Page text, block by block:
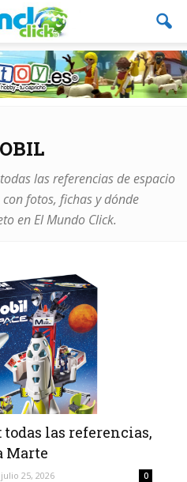
las referencias de espacio
fotos, fichas y dónde
en El Mundo Click.
las referencias,
Marte
julio 25, 2026 0